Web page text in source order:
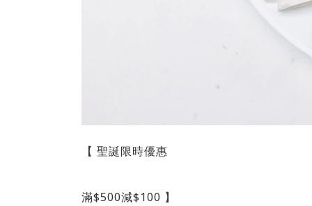
【 聖誕限時優惠
滿$500減$100 】